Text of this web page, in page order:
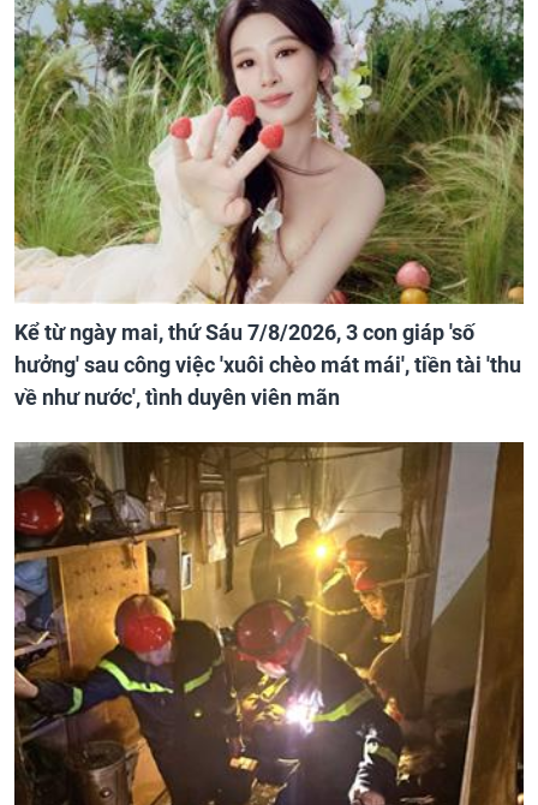
Kể từ ngày mai, thứ Sáu 7/8/2026, 3 con giáp 'số
hưởng' sau công việc 'xuôi chèo mát mái', tiền tài 'thu
về như nước', tình duyên viên mãn